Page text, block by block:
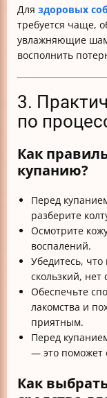
Для здоровых
требуется чаще,
увлажняющие
восполнить
3.
по
Как
купанию?
Перед
разберите
Осмотрите
воспалений.
Убедитесь,
скользкий, нет
Обеспечьте
лакомства и
приятным.
Перед
— это поможет
Как